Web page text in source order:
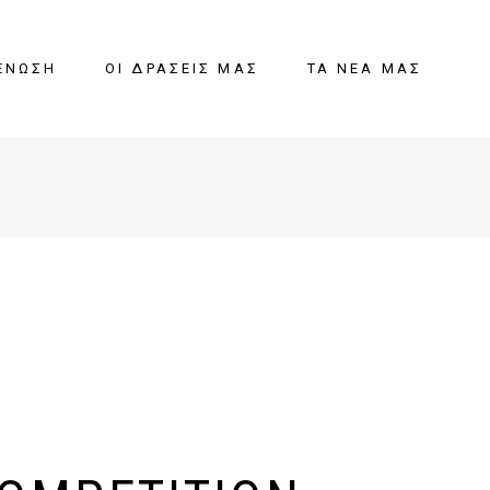
ΟΙ ΔΡΆΣΕΙΣ ΜΑΣ ΤΑ ΝΈΑ ΜΑΣ